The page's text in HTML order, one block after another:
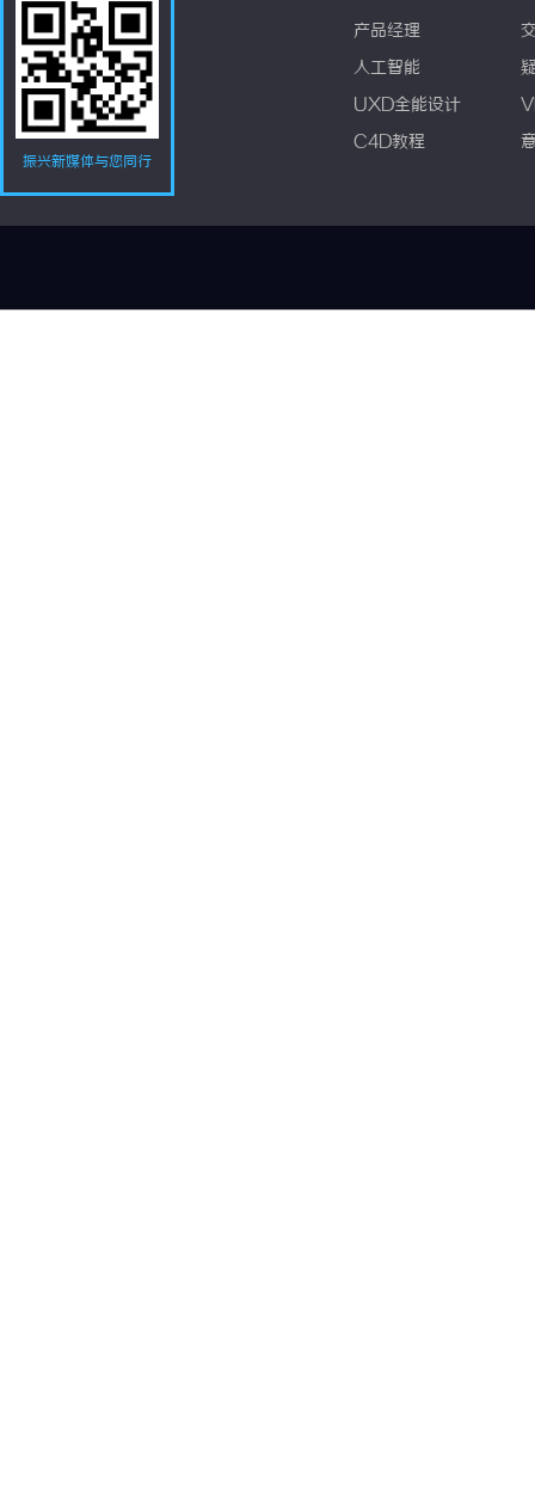
振兴新媒体与您同行
产品经理
人工智能
UXD全能设计
C4D教程